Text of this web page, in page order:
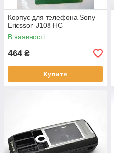
Корпус для телефона Sony
Ericsson J108 HC
В наявності
464 ₴
Купити